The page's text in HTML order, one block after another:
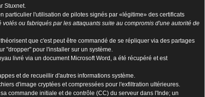
Stuxnet.
particulier l'utilisation de pilotes signés par «légitime» des certificats
volés ou fabriqués par les attaquants suite au compromis d'une autorité de
que c'est peut être commandé de se répliquer via des partages
"dropper" pour l'installer sur un système.
livré via un document Microsoft Word, a été récupéré et est
et de recueillir d'autres informations système.
d'image cryptées et compressées pour l'exfiltration ultérieures.
commande initiale et de contrôle (CC) du serveur dans l'Inde; un